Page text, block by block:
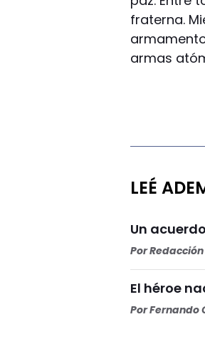
fraterna.
armas
LEÉ
Un
Por
El héroe
PorFernando